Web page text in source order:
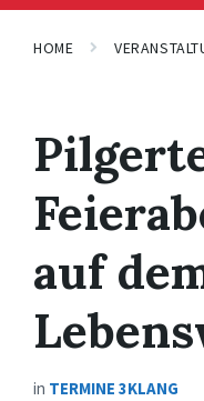
HOME
auf
in TERMINE 3KLANG